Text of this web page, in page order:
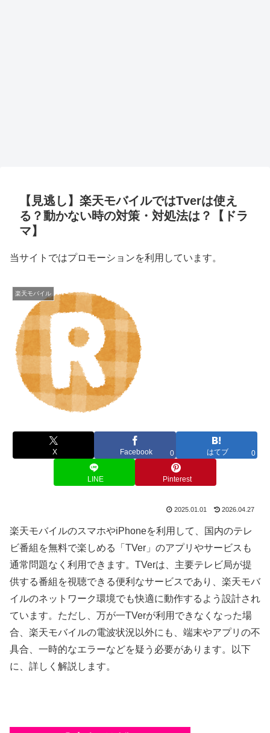
【見逃し】楽天モバイルではTverは使え
る？動かない時の対策・対処法は？【ドラ
マ】
当サイトではプロモーションを利用しています。
楽天モバイル
X Facebook 0 はてブ 0
LINE Pinterest
2025.01.01 2026.04.27
楽天モバイルのスマホやiPhoneを利用して、国内のテレ
ビ番組を無料で楽しめる「TVer」のアプリやサービスも
通常問題なく利用できます。TVerは、主要テレビ局が提
供する番組を視聴できる便利なサービスであり、楽天モバ
イルのネットワーク環境でも快適に動作するよう設計され
ています。ただし、万が一TVerが利用できなくなった場
合、楽天モバイルの電波状況以外にも、端末やアプリの不
具合、一時的なエラーなどを疑う必要があります。以下
に、詳しく解説します。